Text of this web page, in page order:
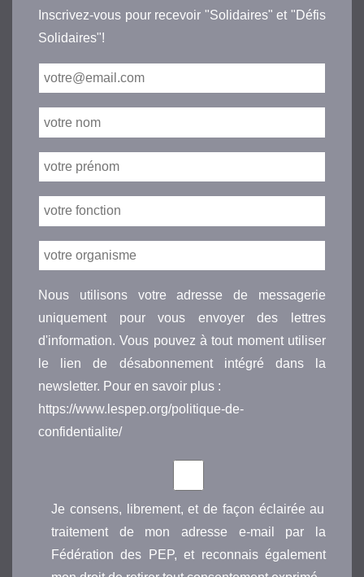
Inscrivez-vous pour recevoir "Solidaires" et "Défis
Solidaires"!
Nous utilisons votre adresse de messagerie
uniquement pour vous envoyer des lettres
d'information. Vous pouvez à tout moment utiliser
le lien de désabonnement intégré dans la
newsletter. Pour en savoir plus :
https://www.lespep.org/politique-de-
confidentialite/
Je consens, librement, et de façon éclairée au
traitement de mon adresse e-mail par la
Fédération des PEP, et reconnais également